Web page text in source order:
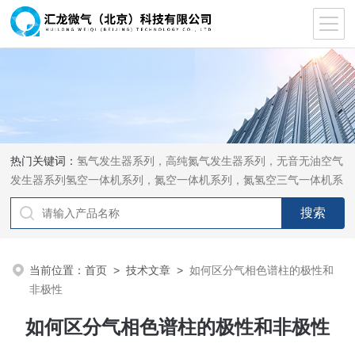
热门关键词：氢气发生器系列，高纯氮气发生器系列，无音无油空气
发生器系列氢空一体机系列，氮空一体机系列，氮氢空三气一体机系
列，气体净化器系列，代理日本DKK-TOA水质分析，水质检测仪
器，代理南韩SitekPH/离子计，DO计，电导计，多功能计，PH/DO/
当前位置：首页 >技术文章 >如何区分气相色谱柱的极性和
非极性
如何区分气相色谱柱的极性和非极性